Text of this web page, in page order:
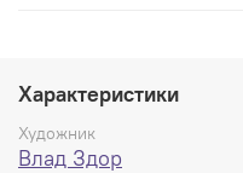
Характеристики
Художник
Влад Здор